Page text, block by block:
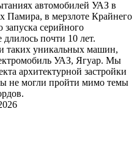
автомобилей УАЗ в
Памира, в мерзлоте Крайнего
серийного
почти 10 лет.
таких уникальных машин,
УАЗ, Ягуар. Мы
архитектурной застройки
не могли пройти мимо темы